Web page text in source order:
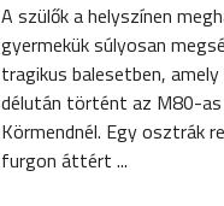
A szülők a helyszínen
gyermekük súlyosan
tragikus balesetben, amely
délután történt az M80-
Körmendnél. Egy osztrák
furgon áttért ...